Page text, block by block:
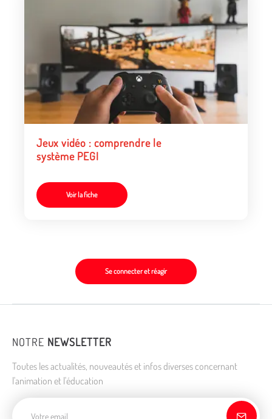
Jeux vidéo : comprendre le
système PEGI
Voir la fiche
Se connecter et réagir
NOTRE NEWSLETTER
Toutes les actualités, nouveautés et infos diverses concernant
l'animation et l'éducation